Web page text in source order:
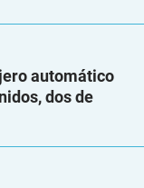
automático
dos de